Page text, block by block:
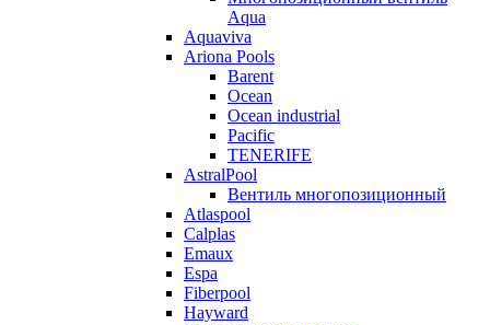
Aqua
Aquaviva
Ariona Pools
Barent
Ocean
Ocean industrial
Pacific
TENERIFE
AstralPool
Вентиль многопозиционный
Atlaspool
Calplas
Emaux
Espa
Fiberpool
Hayward